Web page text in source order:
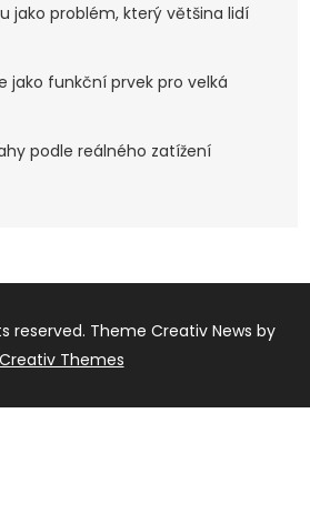
jako problém, který většina lidí
jako funkční prvek pro velká
podle reálného zatížení
reserved. Theme Creativ News by
Creativ Themes